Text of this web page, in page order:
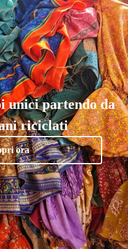
unici partendo da
riciclati
ora